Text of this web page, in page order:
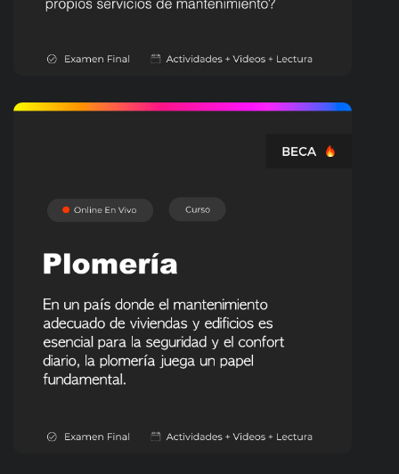
Home Maintenence
OFICIOS
Plomería